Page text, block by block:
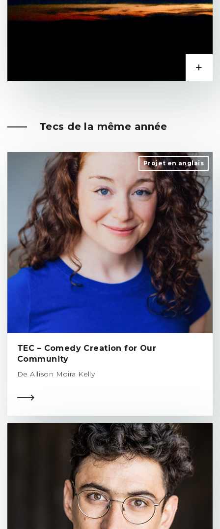
Tecs de la même année
Projet en anglais
TEC – Comedy Creation for Our
Community
De Allison Moira Kelly